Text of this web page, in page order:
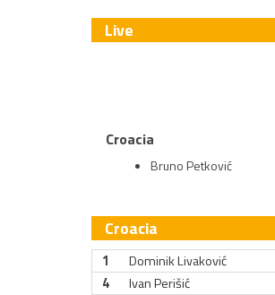
Live
Croacia
Bruno Petković
Croacia
1
Dominik Livaković
4
Ivan Perišić